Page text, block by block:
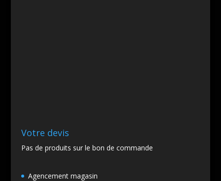
Votre devis
Pas de produits sur le bon de commande
Agencement magasin